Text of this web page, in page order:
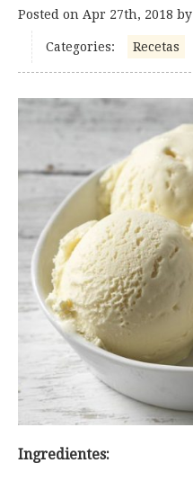
Posted on Apr 27th, 2018 by
Categories: Recetas
Ingredientes: